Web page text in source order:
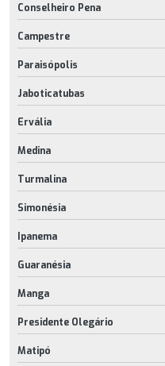
Conselheiro Pena
Campestre
Paraisópolis
Jaboticatubas
Ervália
Medina
Turmalina
Simonésia
Ipanema
Guaranésia
Manga
Presidente Olegário
Matipó